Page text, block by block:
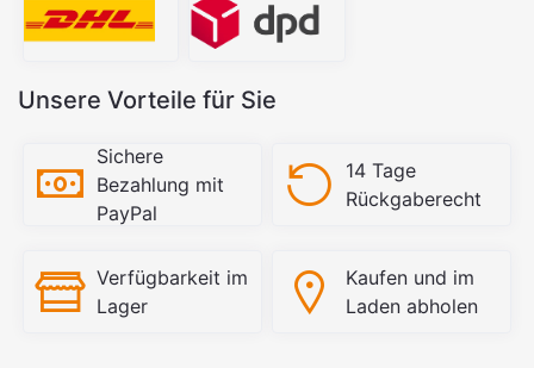
Unsere Vorteile für Sie
Sichere
Bezahlung mit
PayPal
14 Tage
Rückgaberecht
Verfügbarkeit im
Lager
Kaufen und im
Laden abholen